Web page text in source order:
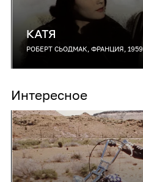
КАТЯ
РОБЕРТ СЬОДМАК, ФРАНЦИЯ, 1959
Интересное